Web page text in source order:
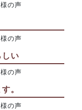
の声
の声
しい
の声
。
の声